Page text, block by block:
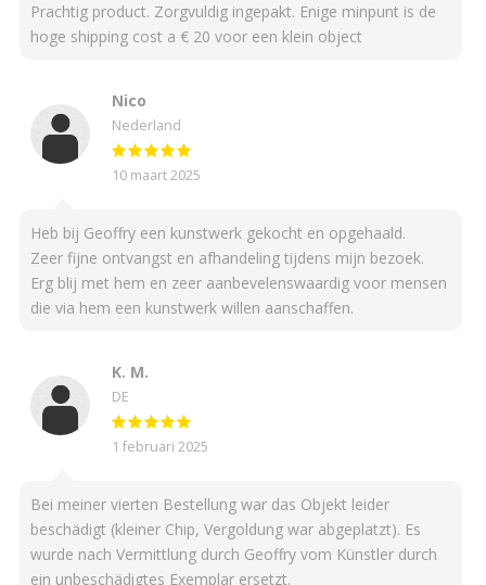
Prachtig product. Zorgvuldig ingepakt. Enige minpunt is de
hoge shipping cost a € 20 voor een klein object
Nico
Nederland
10 maart 2025
Heb bij Geoffry een kunstwerk gekocht en opgehaald.
Zeer fijne ontvangst en afhandeling tijdens mijn bezoek.
Erg blij met hem en zeer aanbevelenswaardig voor mensen
die via hem een kunstwerk willen aanschaffen.
K. M.
DE
1 februari 2025
Bei meiner vierten Bestellung war das Objekt leider
beschädigt (kleiner Chip, Vergoldung war abgeplatzt). Es
wurde nach Vermittlung durch Geoffry vom Künstler durch
ein unbeschädigtes Exemplar ersetzt.